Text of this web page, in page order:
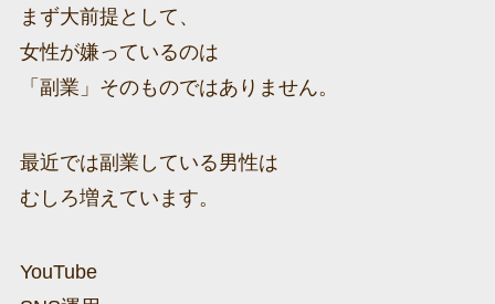
まず大前提として、
女性が嫌っているのは
「副業」そのものではありません。
最近では副業している男性は
むしろ増えています。
YouTube